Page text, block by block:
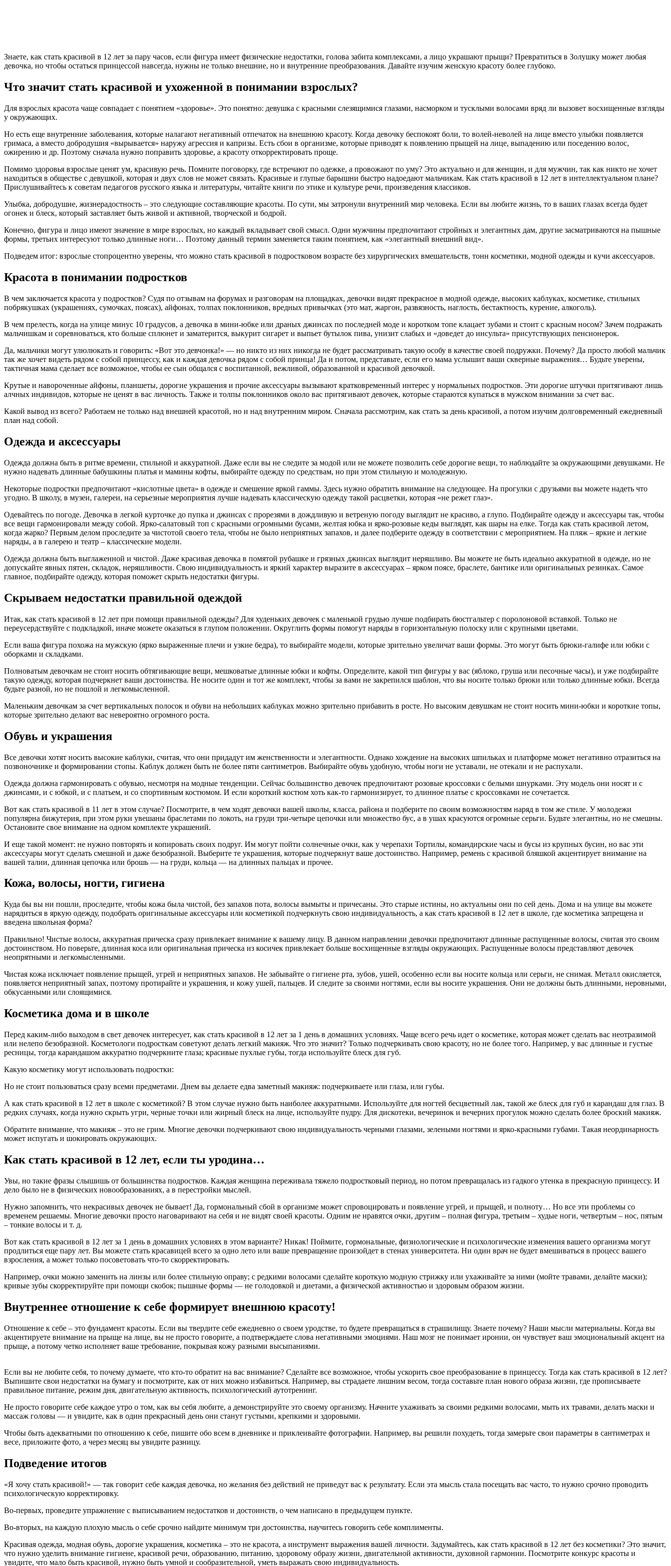
Знаете, как стать красивой в 12 лет за пару часов, если фигура имеет физические недостатки, голова забита комплексами, а лицо украшают прыщи? Превратиться в Золушку может любая
девочка, но чтобы остаться принцессой навсегда, нужны не только внешние, но и внутренние преобразования. Давайте изучим женскую красоту более глубоко.
Что значит стать красивой и ухоженной в понимании взрослых?
Для взрослых красота чаще совпадает с понятием «здоровье». Это понятно: девушка с красными слезящимися глазами, насморком и тусклыми волосами вряд ли вызовет восхищенные взгляды
у окружающих.
Но есть еще внутренние заболевания, которые налагают негативный отпечаток на внешнюю красоту. Когда девочку беспокоят боли, то волей-неволей на лице вместо улыбки появляется
гримаса, а вместо добродушия «вырывается» наружу агрессия и капризы. Есть сбои в организме, которые приводят к появлению прыщей на лице, выпадению или поседению волос,
ожирению и др. Поэтому сначала нужно поправить здоровье, а красоту откорректировать проще.
Помимо здоровья взрослые ценят ум, красивую речь. Помните поговорку, где встречают по одежке, а провожают по уму? Это актуально и для женщин, и для мужчин, так как никто не хочет
находиться в обществе с девушкой, которая и двух слов не может связать. Красивые и глупые барышни быстро надоедают мальчикам. Как стать красивой в 12 лет в интеллектуальном плане?
Прислушивайтесь к советам педагогов русского языка и литературы, читайте книги по этике и культуре речи, произведения классиков.
Улыбка, добродушие, жизнерадостность – это следующие составляющие красоты. По сути, мы затронули внутренний мир человека. Если вы любите жизнь, то в ваших глазах всегда будет
огонек и блеск, который заставляет быть живой и активной, творческой и бодрой.
Конечно, фигура и лицо имеют значение в мире взрослых, но каждый вкладывает свой смысл. Одни мужчины предпочитают стройных и элегантных дам, другие засматриваются на пышные
формы, третьих интересуют только длинные ноги… Поэтому данный термин заменяется таким понятием, как «элегантный внешний вид».
Подведем итог: взрослые стопроцентно уверены, что можно стать красивой в подростковом возрасте без хирургических вмешательств, тонн косметики, модной одежды и кучи аксессуаров.
Красота в понимании подростков
В чем заключается красота у подростков? Судя по отзывам на форумах и разговорам на площадках, девочки видят прекрасное в модной одежде, высоких каблуках, косметике, стильных
побрякушках (украшениях, сумочках, поясах), айфонах, толпах поклонников, вредных привычках (это мат, жаргон, развязность, наглость, бестактность, курение, алкоголь).
В чем прелесть, когда на улице минус 10 градусов, а девочка в мини-юбке или драных джинсах по последней моде и коротком топе клацает зубами и стоит с красным носом? Зачем подражать
мальчишкам и соревноваться, кто больше сплюнет и заматерится, выкурит сигарет и выпьет бутылок пива, унизит слабых и «доведет до инсульта» присутствующих пенсионерок.
Да, мальчики могут улюлюкать и говорить: «Вот это девчонка!» — но никто из них никогда не будет рассматривать такую особу в качестве своей подружки. Почему? Да просто любой мальчик
так же хочет видеть рядом с собой принцессу, как и каждая девочка рядом с собой принца! Да и потом, представьте, если его мама услышит ваши скверные выражения… Будьте уверены,
тактичная мама сделает все возможное, чтобы ее сын общался с воспитанной, вежливой, образованной и красивой девочкой.
Крутые и навороченные айфоны, планшеты, дорогие украшения и прочие аксессуары вызывают кратковременный интерес у нормальных подростков. Эти дорогие штучки притягивают лишь
алчных индивидов, которые не ценят в вас личность. Также и толпы поклонников около вас притягивают девочек, которые стараются купаться в мужском внимании за счет вас.
Какой вывод из всего? Работаем не только над внешней красотой, но и над внутренним миром. Сначала рассмотрим, как стать за день красивой, а потом изучим долговременный ежедневный
план над собой.
Одежда и аксессуары
Одежда должна быть в ритме времени, стильной и аккуратной. Даже если вы не следите за модой или не можете позволить себе дорогие вещи, то наблюдайте за окружающими девушками. Не
нужно надевать длинные бабушкины платья и мамины кофты, выбирайте одежду по средствам, но при этом стильную и молодежную.
Некоторые подростки предпочитают «кислотные цвета» в одежде и смешение яркой гаммы. Здесь нужно обратить внимание на следующее. На прогулки с друзьями вы можете надеть что
угодно. В школу, в музеи, галереи, на серьезные мероприятия лучше надевать классическую одежду такой расцветки, которая «не режет глаз».
Одевайтесь по погоде. Девочка в легкой курточке до пупка и джинсах с прорезями в дождливую и ветреную погоду выглядит не красиво, а глупо. Подбирайте одежду и аксессуары так, чтобы
все вещи гармонировали между собой. Ярко-салатовый топ с красными огромными бусами, желтая юбка и ярко-розовые кеды выглядят, как шары на елке. Тогда как стать красивой летом,
когда жарко? Первым делом проследите за чистотой своего тела, чтобы не было неприятных запахов, и далее подберите одежду в соответствии с мероприятием. На пляж – яркие и легкие
наряды, а в галерею и театр – классические модели.
Одежда должна быть выглаженной и чистой. Даже красивая девочка в помятой рубашке и грязных джинсах выглядит неряшливо. Вы можете не быть идеально аккуратной в одежде, но не
допускайте явных пятен, складок, неряшливости. Свою индивидуальность и яркий характер выразите в аксессуарах – ярком поясе, браслете, бантике или оригинальных резинках. Самое
главное, подбирайте одежду, которая поможет скрыть недостатки фигуры.
Скрываем недостатки правильной одеждой
Итак, как стать красивой в 12 лет при помощи правильной одежды? Для худеньких девочек с маленькой грудью лучше подбирать бюстгальтер с поролоновой вставкой. Только не
переусердствуйте с подкладкой, иначе можете оказаться в глупом положении. Округлить формы помогут наряды в горизонтальную полоску или с крупными цветами.
Если ваша фигура похожа на мужскую (ярко выраженные плечи и узкие бедра), то выбирайте модели, которые зрительно увеличат ваши формы. Это могут быть брюки-галифе или юбки с
оборками и складками.
Полноватым девочкам не стоит носить обтягивающие вещи, мешковатые длинные юбки и кофты. Определите, какой тип фигуры у вас (яблоко, груша или песочные часы), и уже подбирайте
такую одежду, которая подчеркнет ваши достоинства. Не носите один и тот же комплект, чтобы за вами не закрепился шаблон, что вы носите только брюки или только длинные юбки. Всегда
будьте разной, но не пошлой и легкомысленной.
Маленьким девочкам за счет вертикальных полосок и обуви на небольших каблуках можно зрительно прибавить в росте. Но высоким девушкам не стоит носить мини-юбки и короткие топы,
которые зрительно делают вас невероятно огромного роста.
Обувь и украшения
Все девочки хотят носить высокие каблуки, считая, что они придадут им женственности и элегантности. Однако хождение на высоких шпильках и платформе может негативно отразиться на
позвоночнике и формировании стопы. Каблук должен быть не более пяти сантиметров. Выбирайте обувь удобную, чтобы ноги не уставали, не отекали и не распухали.
Одежда должна гармонировать с обувью, несмотря на модные тенденции. Сейчас большинство девочек предпочитают розовые кроссовки с белыми шнурками. Эту модель они носят и с
джинсами, и с юбкой, и с платьем, и со спортивным костюмом. И если короткий костюм хоть как-то гармонизирует, то длинное платье с кроссовками не сочетается.
Вот как стать красивой в 11 лет в этом случае? Посмотрите, в чем ходят девочки вашей школы, класса, района и подберите по своим возможностям наряд в том же стиле. У молодежи
популярна бижутерия, при этом руки увешаны браслетами по локоть, на груди три-четыре цепочки или множество бус, а в ушах красуются огромные серьги. Будьте элегантны, но не смешны.
Остановите свое внимание на одном комплекте украшений.
И еще такой момент: не нужно повторять и копировать своих подруг. Им могут пойти солнечные очки, как у черепахи Тортилы, командирские часы и бусы из крупных бусин, но вас эти
аксессуары могут сделать смешной и даже безобразной. Выберите те украшения, которые подчеркнут ваше достоинство. Например, ремень с красивой бляшкой акцентирует внимание на
вашей талии, длинная цепочка или брошь — на груди, кольца — на длинных пальцах и прочее.
Кожа, волосы, ногти, гигиена
Куда бы вы ни пошли, проследите, чтобы кожа была чистой, без запахов пота, волосы вымыты и причесаны. Это старые истины, но актуальны они по сей день. Дома и на улице вы можете
нарядиться в яркую одежду, подобрать оригинальные аксессуары или косметикой подчеркнуть свою индивидуальность, а как стать красивой в 12 лет в школе, где косметика запрещена и
введена школьная форма?
Правильно! Чистые волосы, аккуратная прическа сразу привлекает внимание к вашему лицу. В данном направлении девочки предпочитают длинные распущенные волосы, считая это своим
достоинством. Но поверьте, длинная коса или оригинальная прическа из косичек привлекает больше восхищенные взгляды окружающих. Распущенные волосы представляют девочек
неопрятными и легкомысленными.
Чистая кожа исключает появление прыщей, угрей и неприятных запахов. Не забывайте о гигиене рта, зубов, ушей, особенно если вы носите кольца или серьги, не снимая. Металл окисляется,
появляется неприятный запах, поэтому протирайте и украшения, и кожу ушей, пальцев. И следите за своими ногтями, если вы носите украшения. Они не должны быть длинными, неровными,
обкусанными или слоящимися.
Косметика дома и в школе
Перед каким-либо выходом в свет девочек интересует, как стать красивой в 12 лет за 1 день в домашних условиях. Чаще всего речь идет о косметике, которая может сделать вас неотразимой
или нелепо безобразной. Косметологи подросткам советуют делать легкий макияж. Что это значит? Только подчеркивать свою красоту, но не более того. Например, у вас длинные и густые
ресницы, тогда карандашом аккуратно подчеркните глаза; красивые пухлые губы, тогда используйте блеск для губ.
Какую косметику могут использовать подростки:
Но не стоит пользоваться сразу всеми предметами. Днем вы делаете едва заметный макияж: подчеркиваете или глаза, или губы.
А как стать красивой в 12 лет в школе с косметикой? В этом случае нужно быть наиболее аккуратными. Используйте для ногтей бесцветный лак, такой же блеск для губ и карандаш для глаз. В
редких случаях, когда нужно скрыть угри, черные точки или жирный блеск на лице, используйте пудру. Для дискотеки, вечеринок и вечерних прогулок можно сделать более броский макияж.
Обратите внимание, что макияж – это не грим. Многие девочки подчеркивают свою индивидуальность черными глазами, зелеными ногтями и ярко-красными губами. Такая неординарность
может испугать и шокировать окружающих.
Как стать красивой в 12 лет, если ты уродина…
Увы, но такие фразы слышишь от большинства подростков. Каждая женщина переживала тяжело подростковый период, но потом превращалась из гадкого утенка в прекрасную принцессу. И
дело было не в физических новообразованиях, а в перестройки мыслей.
Нужно запомнить, что некрасивых девочек не бывает! Да, гормональный сбой в организме может спровоцировать и появление угрей, и прыщей, и полноту… Но все эти проблемы со
временем решаемы. Многие девочки просто наговаривают на себя и не видят своей красоты. Одним не нравятся очки, другим – полная фигура, третьим – худые ноги, четвертым – нос, пятым
– тонкие волосы и т. д.
Вот как стать красивой в 12 лет за 1 день в домашних условиях в этом варианте? Никак! Поймите, гормональные, физиологические и психологические изменения вашего организма могут
продлиться еще пару лет. Вы можете стать красавицей всего за одно лето или ваше превращение произойдет в стенах университета. Ни один врач не будет вмешиваться в процесс вашего
взросления, а может только посоветовать что-то скорректировать.
Например, очки можно заменить на линзы или более стильную оправу; с редкими волосами сделайте короткую модную стрижку или ухаживайте за ними (мойте травами, делайте маски);
кривые зубы скорректируйте при помощи скобок; пышные формы — не голодовкой и диетами, а физической активностью и здоровым образом жизни.
Внутреннее отношение к себе формирует внешнюю красоту!
Отношение к себе – это фундамент красоты. Если вы твердите себе ежедневно о своем уродстве, то будете превращаться в страшилищу. Знаете почему? Наши мысли материальны. Когда вы
акцентируете внимание на прыще на лице, вы не просто говорите, а подтверждаете слова негативными эмоциями. Наш мозг не понимает иронии, он чувствует ваш эмоциональный акцент на
прыще, а потому четко исполняет ваше требование, покрывая кожу разными высыпаниями.
Если вы не любите себя, то почему думаете, что кто-то обратит на вас внимание? Сделайте все возможное, чтобы ускорить свое преобразование в принцессу. Тогда как стать красивой в 12 лет?
Выпишите свои недостатки на бумагу и посмотрите, как от них можно избавиться. Например, вы страдаете лишним весом, тогда составьте план нового образа жизни, где прописываете
правильное питание, режим дня, двигательную активность, психологический аутотренинг.
Не просто говорите себе каждое утро о том, как вы себя любите, а демонстрируйте это своему организму. Начните ухаживать за своими редкими волосами, мыть их травами, делать маски и
массаж головы — и увидите, как в один прекрасный день они станут густыми, крепкими и здоровыми.
Чтобы быть адекватными по отношению к себе, пишите обо всем в дневнике и приклеивайте фотографии. Например, вы решили похудеть, тогда замерьте свои параметры в сантиметрах и
весе, приложите фото, а через месяц вы увидите разницу.
Подведение итогов
«Я хочу стать красивой!» — так говорит себе каждая девочка, но желания без действий не приведут вас к результату. Если эта мысль стала посещать вас часто, то нужно срочно проводить
психологическую корректировку.
Во-первых, проведите упражнение с выписыванием недостатков и достоинств, о чем написано в предыдущем пункте.
Во-вторых, на каждую плохую мысль о себе срочно найдите минимум три достоинства, научитесь говорить себе комплименты.
Красивая одежда, модная обувь, дорогие украшения, косметика – это не красота, а инструмент выражения вашей личности. Задумайтесь, как стать красивой в 12 лет без косметики? Это значит,
что нужно уделить внимание гигиене, красивой речи, образованию, питанию, здоровому образу жизни, двигательной активности, духовной гармонии. Посмотрите конкурс красоты и
увидите, что мало быть красивой, нужно быть умной и сообразительной, уметь выражать свою индивидуальность.